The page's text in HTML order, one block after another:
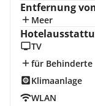
Entfernung
Meer
TV
für Behinderte
Klimaanlage
WLAN